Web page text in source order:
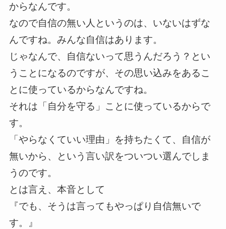
からなんです。
なので自信の無い人というのは、いないはずな
んですね。みんな自信はあります。
じゃなんで、自信ないって思うんだろう？とい
うことになるのですが、その思い込みをあるこ
とに使っているからなんですね。
それは「自分を守る」ことに使っているからで
す。
「やらなくていい理由」を持ちたくて、自信が
無いから、という言い訳をついつい選んでしま
うのです。
とは言え、本音として
『でも、そうは言ってもやっぱり自信無いで
す。』